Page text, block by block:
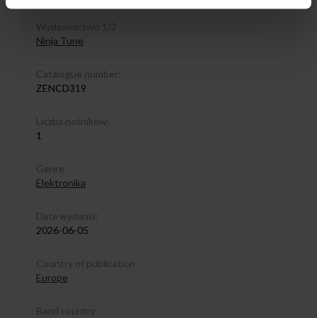
Wydawnictwo 1/2
Ninja Tune
Catalogue number:
ZENCD319
Liczba nośników:
1
Genre
Elektronika
Data wydania:
2026-06-05
Country of publication
Europe
Band country